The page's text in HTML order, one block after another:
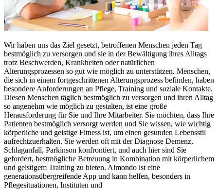
Wir haben uns das Ziel gesetzt, betroffenen Menschen jeden Tag
bestmöglich zu versorgen und sie in der Bewältigung ihres Alltags
trotz Beschwerden, Krankheiten oder natürlichen
Alterungsprozessen so gut wie möglich zu unterstützen. Menschen,
die sich in einem fortgeschrittenen Alterungsprozess befinden, haben
besondere Anforderungen an Pflege, Training und soziale Kontakte.
Diesen Menschen täglich bestmöglich zu versorgen und ihren Alltag
so angenehm wie möglich zu gestalten, ist eine große
Herausforderung für Sie und Ihre Mitarbeiter. Sie möchten, dass Ihre
Patienten bestmöglich versorgt werden und Sie wissen, wie wichtig
körperliche und geistige Fitness ist, um einen gesunden Lebensstil
aufrechtzuerhalten. Sie werden oft mit der Diagnose Demenz,
Schlaganfall, Parkinson konfrontiert, und auch hier sind Sie
gefordert, bestmögliche Betreuung in Kombination mit körperlichem
und geistigem Training zu bieten. Almondo ist eine
generationsübergreifende App und kann helfen, besonders in
Pflegesituationen, Instituten und